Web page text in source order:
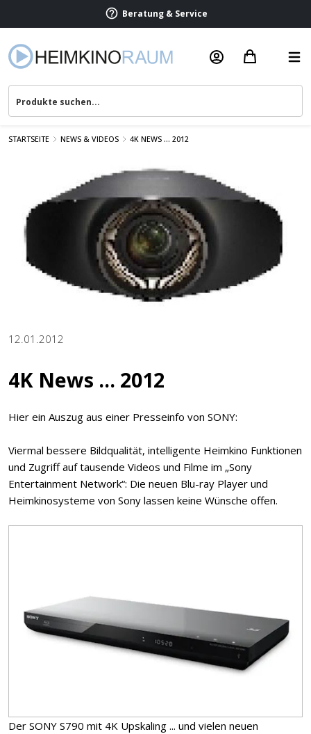
Beratung & Service
STARTSEITE NEWS & VIDEOS 4K NEWS ... 2012
12.01.2012
4K News ... 2012
Hier ein Auszug aus einer Presseinfo von SONY:
Viermal bessere Bildqualität, intelligente Heimkino Funktionen
und Zugriff auf tausende Videos und Filme im „Sony
Entertainment Network“: Die neuen Blu-ray Player und
Heimkinosysteme von Sony lassen keine Wünsche offen.
Der SONY S790 mit 4K Upskaling ... und vielen neuen